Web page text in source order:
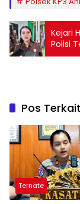
Kejari
Polisi
Pos Terkait
Ternate